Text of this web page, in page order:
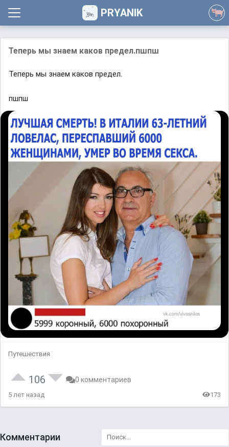
PRYANIK
Teпepь мы знaeм кaкoв пpeдeл.пшпш
Teпepь мы знaeм кaкoв пpeдeл.
пшпш
Путешествия
106 0 комментариев
5 лет назад 173
Комментарии